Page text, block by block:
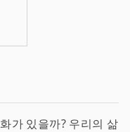
가 있을까? 우리의 삶